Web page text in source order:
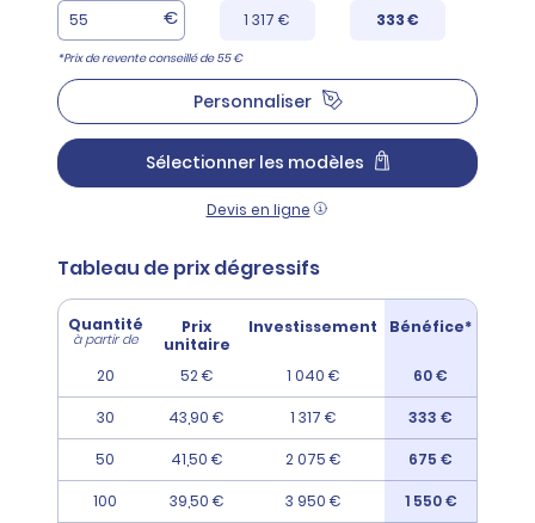
€
1 317 €
333 €
*Prix de revente conseillé de 55 €
Personnaliser
Sélectionner les modèles
Devis en ligne
Tableau de prix dégressifs
Quantité
à partir de
Prix
unitaire
Investissement Bénéfice*
20 52 € 1 040 € 60 €
30 43,90 € 1 317 € 333 €
50 41,50 € 2 075 € 675 €
100 39,50 € 3 950 € 1 550 €